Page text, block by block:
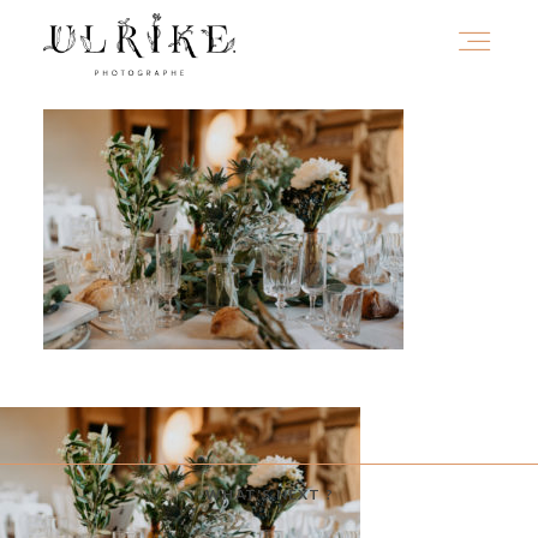
WHAT'S NEXT ?
HOME
A PROPOS
PORTFOLIO
INFOS
JOURNAL